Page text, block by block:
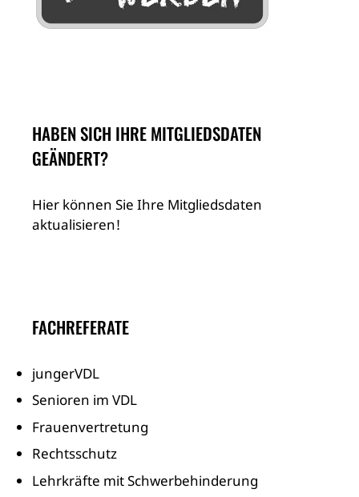
HABEN SICH IHRE MITGLIEDSDATEN
GEÄNDERT?
Hier können Sie Ihre Mitgliedsdaten
aktualisieren!
FACHREFERATE
jungerVDL
Senioren im VDL
Frauenvertretung
Rechtsschutz
Lehrkräfte mit Schwerbehinderung